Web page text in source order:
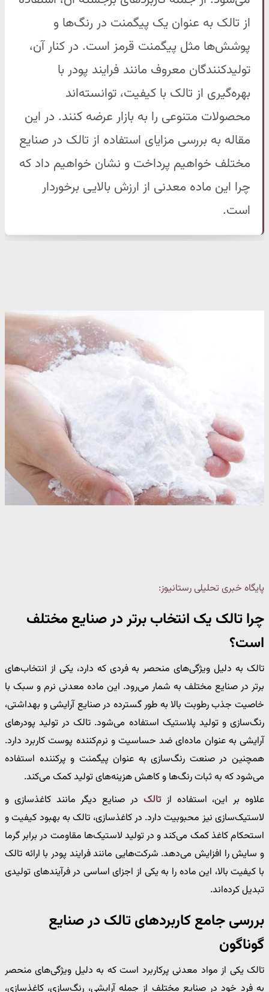
از تالک به عنوان یک پیگمنت در رنگ‌ها و
پوشش‌ها مثل پیگمنت قرمز است. در کنار آن،
تولیدکنندگان معروف مانند فرایند پودر با
بهره‌گیری از تالک با کیفیت، توانسته‌اند
محصولات متنوعی را به بازار عرضه کنند. در این
مقاله به بررسی مزایای استفاده از تالک در صنایع
مختلف خواهیم پرداخت و نشان خواهیم داد که
چرا این ماده معدنی از ارزش بالایی برخوردار
است.
پایگاه خبری تحلیلی رستانیوز:
چرا تالک یک انتخاب برتر در صنایع مختلف
است؟
تالک به دلیل ویژگی‌های منحصر به فردی که دارد، یکی از انتخاب‌های
برتر در صنایع مختلف به شمار می‌رود. این ماده معدنی نرم و سبک با
خاصیت جذب رطوبت بالا به طور گسترده در صنایع آرایشی و بهداشتی،
رنگ‌سازی و تولید پلاستیک استفاده می‌شود. تالک در تولید پودرهای
آرایشی به عنوان ماده‌ای ضد حساسیت و نرم‌کننده پوست کاربرد دارد.
همچنین در صنعت رنگ‌سازی به عنوان پیگمنت و پرکننده استفاده
می‌شود که به ثبات رنگ‌ها و کاهش هزینه‌های تولید کمک می‌کند.
علاوه بر این، استفاده ازتالک در صنایع دیگر مانند کاغذسازی و
لاستیک‌سازی نیز محبوبیت دارد. در کاغذسازی، تالک به بهبود کیفیت و
استحکام کاغذ کمک می‌کند و در تولید لاستیک‌ها مقاومت در برابر گرما
و سایش را افزایش می‌دهد. شرکت‌هایی مانند فرایند پودر با ارائه تالک
با کیفیت بالا، این ماده را به یکی از اجزای اساسی در فرآیندهای تولیدی
تبدیل کرده‌اند.
بررسی جامع کاربردهای تالک در صنایع
گوناگون
تالک یکی از مواد معدنی پرکاربرد است که به دلیل ویژگی‌های منحصر
به فرد خود در صنایع مختلف از جمله آرایشی، رنگ‌سازی، کاغذسازی،